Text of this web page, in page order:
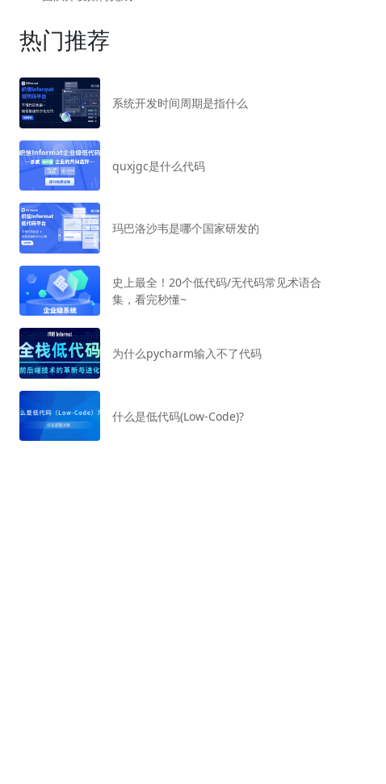
热门推荐
系统开发时间周期是指什么
quxjgc是什么代码
玛巴洛沙韦是哪个国家研发的
史上最全！20个低代码/无代码常见术语合
集，看完秒懂~
为什么pycharm输入不了代码
什么是低代码(Low-Code)?